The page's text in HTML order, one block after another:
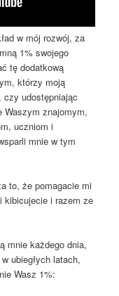
w mój rozwój, za
1% swojego
tę dodatkową
którzy moją
czy udostępniając
Waszym znajomym,
uczniom i
mnie w tym
to, że pomagacie mi
kibicujecie i razem ze
mnie każdego dnia,
ubiegłych latach,
Wasz 1%: